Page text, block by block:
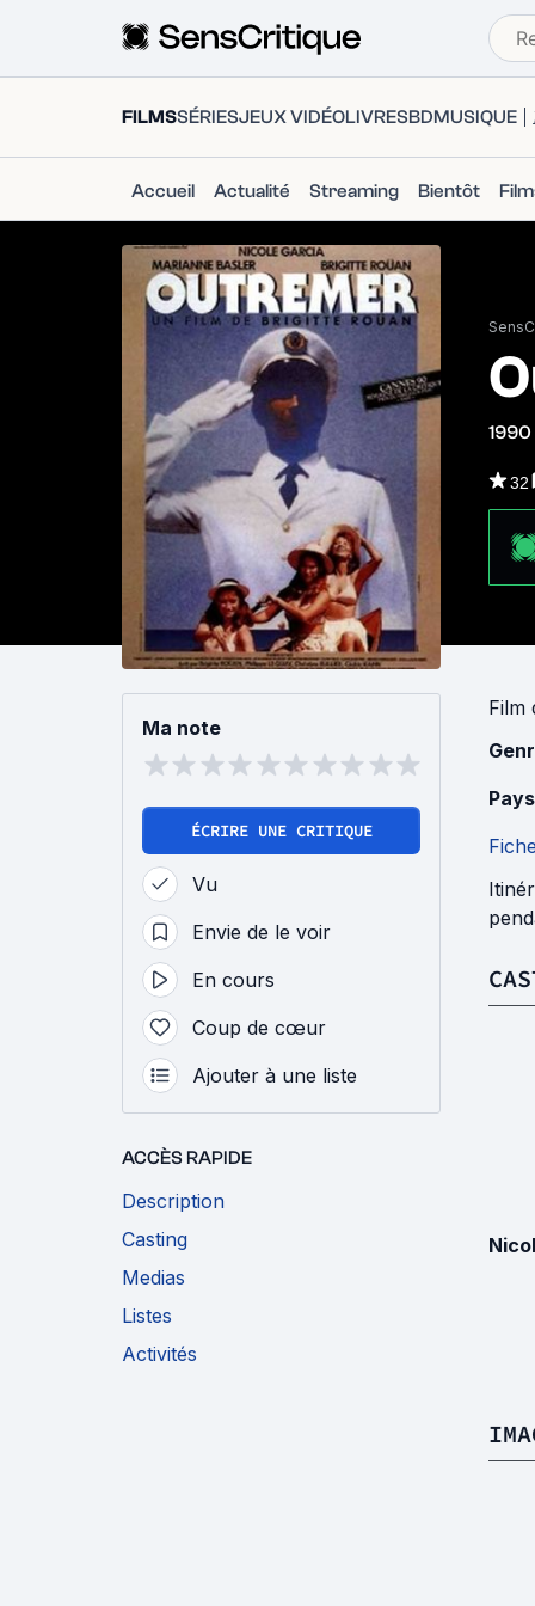
FILMSSÉRIESJEUX VIDÉOLIVRESBDMUSIQUE
Accueil Actualité Streaming Bientôt
1990
32
Ma note
ÉCRIRE UNE CRITIQUE
Vu
Envie de le voir
En cours
Coup de cœur
Ajouter à une liste
ACCÈS RAPIDE
Description
Casting
Medias
Listes
Activités
Film